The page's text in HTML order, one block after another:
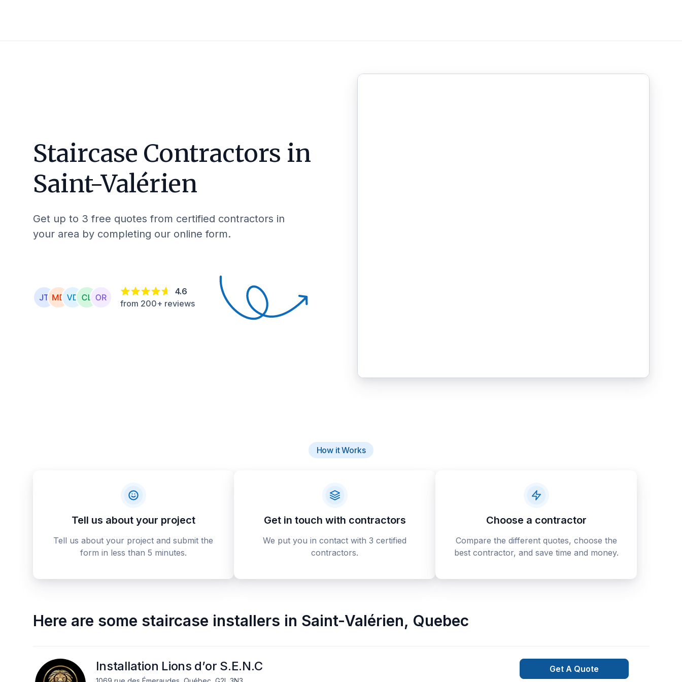
Staircase Contractors in
Saint-Valérien
Get up to 3 free quotes from certified contractors in
your area by completing our online form.
4.6
from 200+ reviews
How it Works
Tell us about your project
Tell us about your project and submit the
form in less than 5 minutes.
Get in touch with contractors
We put you in contact with 3 certified
contractors.
Choose a contractor
Compare the different quotes, choose the
best contractor, and save time and money.
Here are some staircase installers in Saint-Valérien, Quebec
Installation Lions d’or S.E.N.C Get A Quote